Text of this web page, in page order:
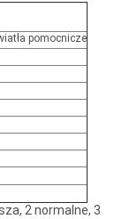
pomocnicze
2 normalne, 3